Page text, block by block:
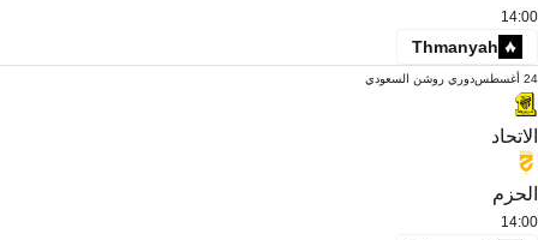
14:00
Thmanyah
24 أغسطس دوري روشن السعودي
الاتحاد
الحزم
14:00